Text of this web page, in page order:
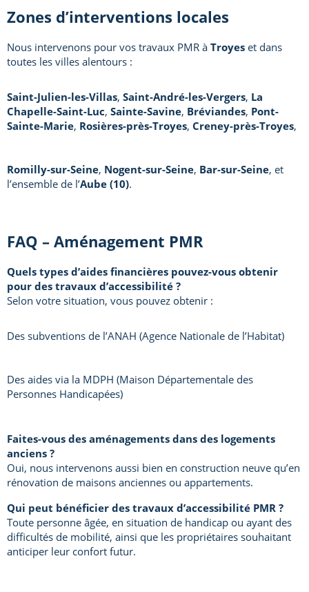
Zones d’interventions locales
Nous intervenons pour vos travaux PMR à Troyes et dans
toutes les villes alentours :
Saint-Julien-les-Villas, Saint-André-les-Vergers, La
Chapelle-Saint-Luc, Sainte-Savine, Bréviandes, Pont-
Sainte-Marie, Rosières-près-Troyes, Creney-près-Troyes,
Romilly-sur-Seine, Nogent-sur-Seine, Bar-sur-Seine, et
l’ensemble de l’Aube (10).
FAQ – Aménagement PMR
Quels types d’aides financières pouvez-vous obtenir
pour des travaux d’accessibilité ?
Selon votre situation, vous pouvez obtenir :
Des subventions de l’ANAH (Agence Nationale de l’Habitat)
Des aides via la MDPH (Maison Départementale des
Personnes Handicapées)
Faites-vous des aménagements dans des logements
anciens ?
Oui, nous intervenons aussi bien en construction neuve qu’en
rénovation de maisons anciennes ou appartements.
Qui peut bénéficier des travaux d’accessibilité PMR ?
Toute personne âgée, en situation de handicap ou ayant des
difficultés de mobilité, ainsi que les propriétaires souhaitant
anticiper leur confort futur.